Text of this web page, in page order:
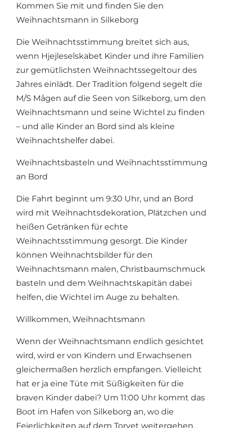
Kommen Sie mit und finden Sie den
Weihnachtsmann in Silkeborg
Die Weihnachtsstimmung breitet sich aus,
wenn Hjejleselskabet Kinder und ihre Familien
zur gemütlichsten Weihnachtssegeltour des
Jahres einlädt. Der Tradition folgend segelt die
M/S Mågen auf die Seen von Silkeborg, um den
Weihnachtsmann und seine Wichtel zu finden
– und alle Kinder an Bord sind als kleine
Weihnachtshelfer dabei.
Weihnachtsbasteln und Weihnachtsstimmung
an Bord
Die Fahrt beginnt um 9:30 Uhr, und an Bord
wird mit Weihnachtsdekoration, Plätzchen und
heißen Getränken für echte
Weihnachtsstimmung gesorgt. Die Kinder
können Weihnachtsbilder für den
Weihnachtsmann malen, Christbaumschmuck
basteln und dem Weihnachtskapitän dabei
helfen, die Wichtel im Auge zu behalten.
Willkommen, Weihnachtsmann
Wenn der Weihnachtsmann endlich gesichtet
wird, wird er von Kindern und Erwachsenen
gleichermaßen herzlich empfangen. Vielleicht
hat er ja eine Tüte mit Süßigkeiten für die
braven Kinder dabei? Um 11:00 Uhr kommt das
Boot im Hafen von Silkeborg an, wo die
Feierlichkeiten auf dem Torvet weitergehen.